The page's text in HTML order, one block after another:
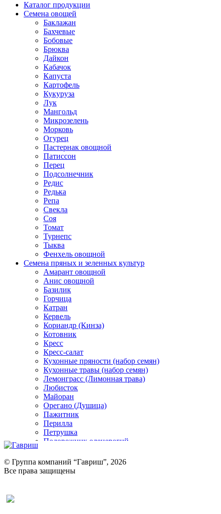
Каталог продукции
Семена овощей
Баклажан
Бахчевые
Бобовые
Брюква
Дайкон
Кабачок
Капуста
Картофель
Кукуруза
Лук
Мангольд
Микрозелень
Морковь
Огурец
Пастернак овощной
Патиссон
Перец
Подсолнечник
Редис
Редька
Репа
Свекла
Соя
Томат
Турнепс
Тыква
Фенхель овощной
Семена пряных и зеленных культур
Амарант овощной
Анис овощной
Базилик
Горчица
Катран
Кервель
Кориандр (Кинза)
Котовник
Кресс
Кресс-салат
Кухонные пряности (набор семян)
Кухонные травы (набор семян)
Лемонграсс (Лимонная трава)
Любисток
Майоран
Орегано (Душица)
Пажитник
Перилла
Петрушка
Подорожник оленерогий
Ревень
Рукола
Рута
© Группа компаний “Гавриш”, 2026
Все права защищены